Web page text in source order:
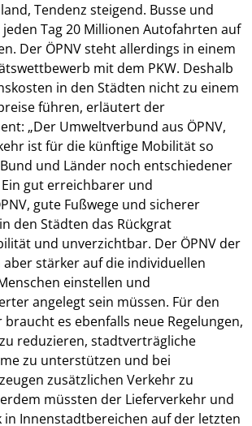
Tendenz steigend. Busse und
Tag 20 Millionen Autofahrten auf
Der ÖPNV steht allerdings in einem
mit dem PKW. Deshalb
in den Städten nicht zu einem
führen, erläutert der
„Der Umweltverbund aus ÖPNV,
ist für die künftige Mobilität so
und Länder noch entschiedener
gut erreichbarer und
gute Fußwege und sicherer
den Städten das Rückgrat
und unverzichtbar. Der ÖPNV der
stärker auf die individuellen
einstellen und
angelegt sein müssen. Für den
es ebenfalls neue Regelungen,
reduzieren, stadtverträgliche
zu unterstützen und bei
zusätzlichen Verkehr zu
müssten der Lieferverkehr und
in Innenstadtbereichen auf der letzten